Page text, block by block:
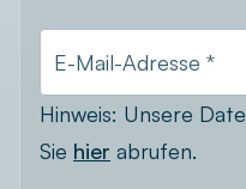
E-Mail-Adresse *
Hinweis: Unsere
Sie hier abrufen.